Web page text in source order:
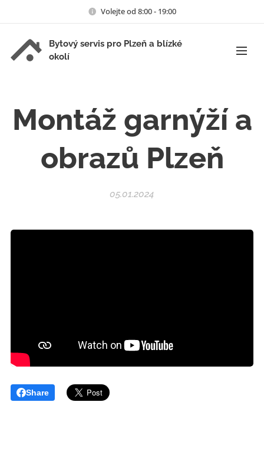
Volejte od 8:00 - 19:00
Bytový servis pro Plzeň a blízké
okolí
Montáž garnýží a
obrazů Plzeň
05.01.2024
Share